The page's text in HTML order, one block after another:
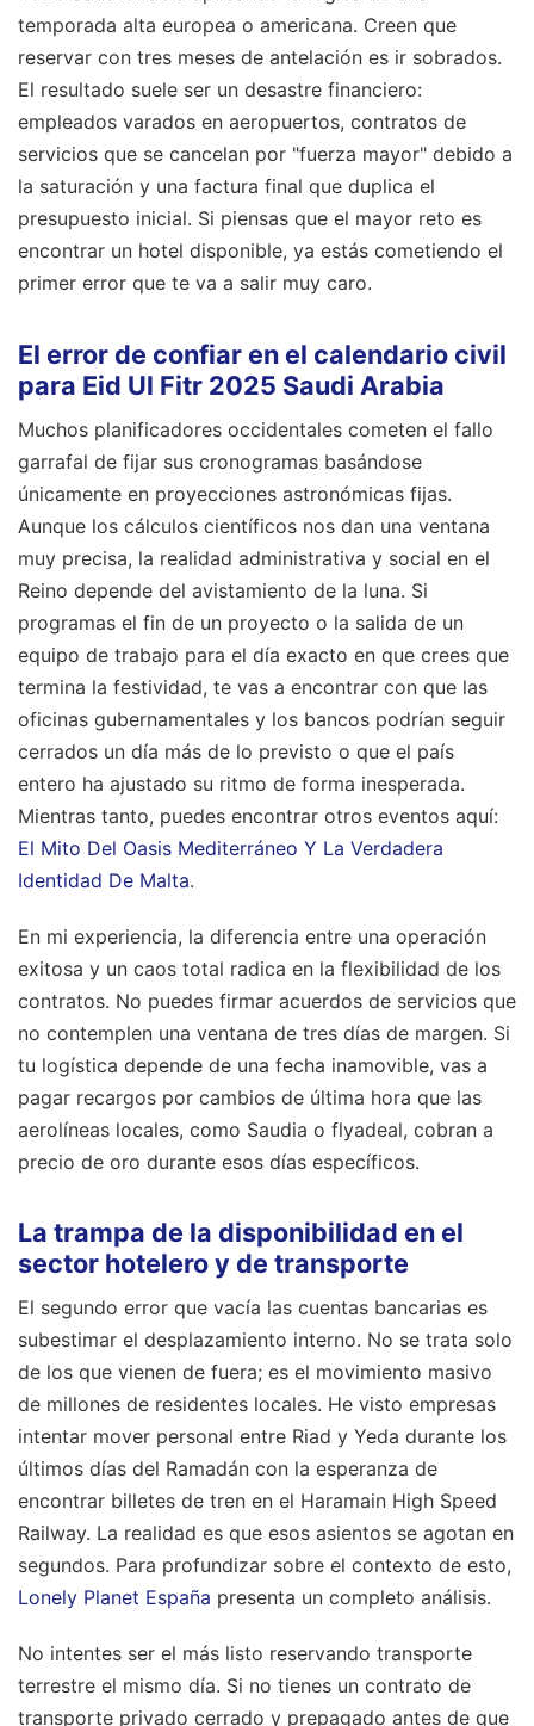
temporada alta europea o americana. Creen que
reservar con tres meses de antelación es ir sobrados.
El resultado suele ser un desastre financiero:
empleados varados en aeropuertos, contratos de
servicios que se cancelan por "fuerza mayor" debido a
la saturación y una factura final que duplica el
presupuesto inicial. Si piensas que el mayor reto es
encontrar un hotel disponible, ya estás cometiendo el
primer error que te va a salir muy caro.
El error de confiar en el calendario civil
para Eid Ul Fitr 2025 Saudi Arabia
Muchos planificadores occidentales cometen el fallo
garrafal de fijar sus cronogramas basándose
únicamente en proyecciones astronómicas fijas.
Aunque los cálculos científicos nos dan una ventana
muy precisa, la realidad administrativa y social en el
Reino depende del avistamiento de la luna. Si
programas el fin de un proyecto o la salida de un
equipo de trabajo para el día exacto en que crees que
termina la festividad, te vas a encontrar con que las
oficinas gubernamentales y los bancos podrían seguir
cerrados un día más de lo previsto o que el país
entero ha ajustado su ritmo de forma inesperada.
Mientras tanto, puedes encontrar otros eventos aquí:
El Mito Del Oasis Mediterráneo Y La Verdadera
Identidad De Malta.
En mi experiencia, la diferencia entre una operación
exitosa y un caos total radica en la flexibilidad de los
contratos. No puedes firmar acuerdos de servicios que
no contemplen una ventana de tres días de margen. Si
tu logística depende de una fecha inamovible, vas a
pagar recargos por cambios de última hora que las
aerolíneas locales, como Saudia o flyadeal, cobran a
precio de oro durante esos días específicos.
La trampa de la disponibilidad en el
sector hotelero y de transporte
El segundo error que vacía las cuentas bancarias es
subestimar el desplazamiento interno. No se trata solo
de los que vienen de fuera; es el movimiento masivo
de millones de residentes locales. He visto empresas
intentar mover personal entre Riad y Yeda durante los
últimos días del Ramadán con la esperanza de
encontrar billetes de tren en el Haramain High Speed
Railway. La realidad es que esos asientos se agotan en
segundos. Para profundizar sobre el contexto de esto,
Lonely Planet España presenta un completo análisis.
No intentes ser el más listo reservando transporte
terrestre el mismo día. Si no tienes un contrato de
transporte privado cerrado y prepagado antes de que